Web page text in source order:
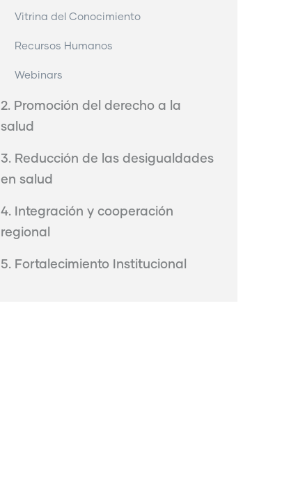
Vitrina del Conocimiento
Recursos Humanos
Webinars
2. Promoción del derecho a la
salud
3. Reducción de las desigualdades
en salud
4. Integración y cooperación
regional
5. Fortalecimiento Institucional